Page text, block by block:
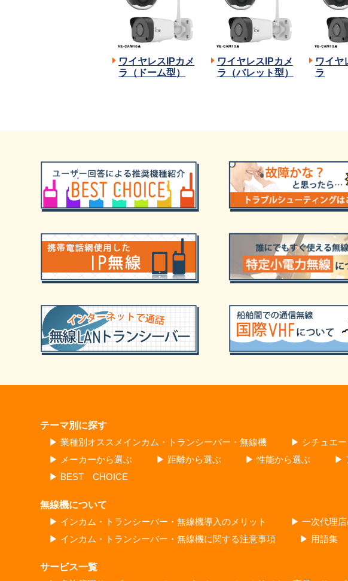
ワイヤレスIPカメ
ラ（ドーム型）
ワイヤレスIPカメ
ラ（バレット型）
ワイヤ
ラ
テーマ別に探す
▶ 業種別オススメインカム・トランシーバー・無線機
▶ シチュエー
▶ メーカーから選ぶ
▶ 距離から選ぶ ▶ 性能から選ぶ
▶
▶ BEST CHOICE
無線機について
▶ インカム・トランシーバー・無線機導入のメリット
▶ 一次代理店
▶ インカム・トランシーバー・無線機に関する注意事項
▶ 用語集
サービス一覧